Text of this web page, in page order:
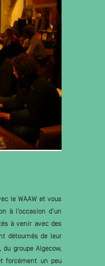
le WAAW et vous
à l’occasion d’un
à venir avec des
détournés de leur
groupe Algecow,
forcément un peu